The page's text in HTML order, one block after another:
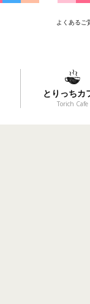
よくあるご
とりっちカ
Torich Cafe